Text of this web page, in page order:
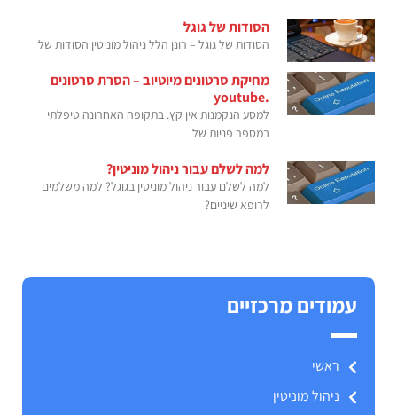
הסודות של גוגל
הסודות של גוגל – רונן הלל ניהול מוניטין הסודות של
מחיקת סרטונים מיוטיוב – הסרת סרטונים
.youtube
למסע הנקמנות אין קץ. בתקופה האחרונה טיפלתי
במספר פניות של
למה לשלם עבור ניהול מוניטין?
למה לשלם עבור ניהול מוניטין בגוגל? למה משלמים
לרופא שיניים?
עמודים מרכזיים
ראשי
ניהול מוניטין